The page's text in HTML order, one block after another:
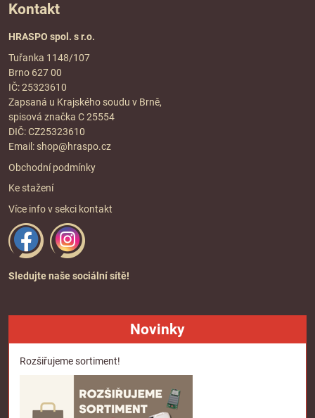
Kontakt
HRASPO spol. s r.o.
Tuřanka 1148/107
Brno 627 00
IČ: 25323610
Zapsaná u Krajského soudu v Brně,
spisová značka C 25554
DIČ: CZ25323610
Email: shop@hraspo.cz
Obchodní podmínky
Ke stažení
Více info v sekci kontakt
Sledujte naše sociální sítě!
Novinky
Rozšiřujeme sortiment!